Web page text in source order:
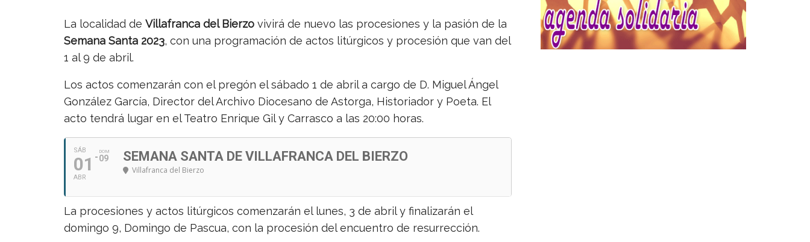
La localidad de Villafranca del Bierzo vivirá de nuevo las procesiones y la pasión de la
Semana Santa 2023, con una programación de actos litúrgicos y procesión que van del
1 al 9 de abril.
Los actos comenzarán con el pregón el sábado 1 de abril a cargo de D. Miguel Ángel
González García, Director del Archivo Diocesano de Astorga, Historiador y Poeta. El
acto tendrá lugar en el Teatro Enrique Gil y Carrasco a las 20:00 horas.
SÁB
01
ABR
DOM
09 SEMANA SANTA DE VILLAFRANCA DEL BIERZO
Villafranca del Bierzo
La procesiones y actos litúrgicos comenzarán el lunes, 3 de abril y finalizarán el
domingo 9, Domingo de Pascua, con la procesión del encuentro de resurrección.